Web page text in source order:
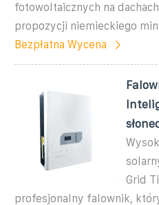
fotowoltaicznych na
propozycji niemieckiego
Bezpłatna Wycena
Grid
profesjonalny falownik,